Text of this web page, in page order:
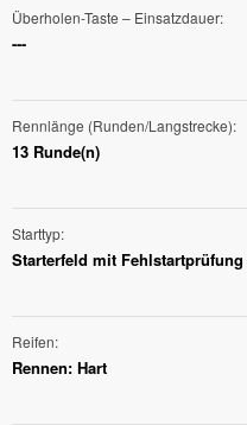
Überholen-Taste – Einsatzdauer
---
Rennlänge (Runden/Langstrecke)
13 Runde(n)
Starttyp
Starterfeld mit Fehlstartprüfung
Reifen
Rennen: Hart